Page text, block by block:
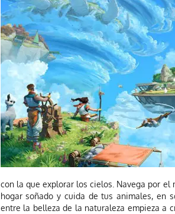
con la que explorar los cielos. Navega por el
hogar soñado y cuida de tus animales, en
entre la belleza de la naturaleza empieza a